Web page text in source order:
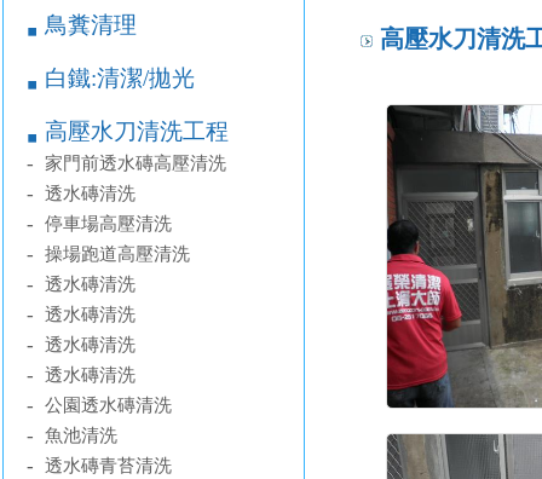
￭ 鳥糞清理
￭ 白鐵:清潔/拋光
￭ 高壓水刀清洗工程
- 家門前透水磚高壓清洗
- 透水磚清洗
- 停車場高壓清洗
- 操場跑道高壓清洗
- 透水磚清洗
- 透水磚清洗
- 透水磚清洗
- 透水磚清洗
- 公園透水磚清洗
- 魚池清洗
- 透水磚青苔清洗
高壓水刀清洗